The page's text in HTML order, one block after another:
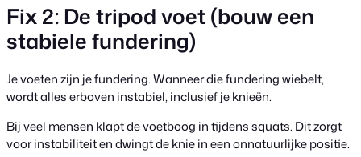
Fix 2: De tripod voet (bouw een
stabiele fundering)
Je voeten zijn je fundering. Wanneer die fundering wiebelt,
wordt alles erboven instabiel, inclusief je knieën.
Bij veel mensen klapt de voetboog in tijdens squats. Dit zorgt
voor instabiliteit en dwingt de knie in een onnatuurlijke positie.